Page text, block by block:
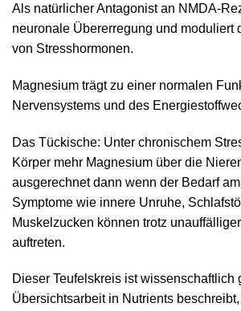
Als natürlicher Antagonist an NMDA-
neuronale Übererregung und moduliert
von Stresshormonen.
Magnesium trägt zu einer normalen
Nervensystems und des
Das Tückische: Unter chronischem
Körper mehr Magnesium über die
ausgerechnet dann wenn der Bedarf
Symptome wie innere Unruhe,
Muskelzucken können trotz
auftreten.
Dieser Teufelskreis ist wissenschaftlich
Übersichtsarbeit in Nutrients